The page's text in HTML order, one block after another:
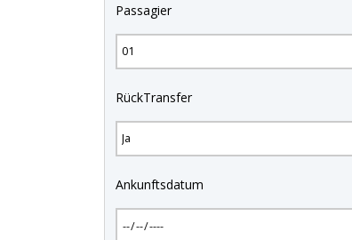
Passagier
RückTransfer
Ankunftsdatum